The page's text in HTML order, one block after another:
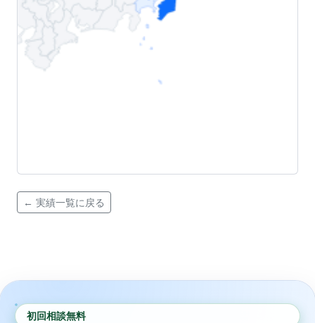
← 実績一覧に戻る
初回相談無料